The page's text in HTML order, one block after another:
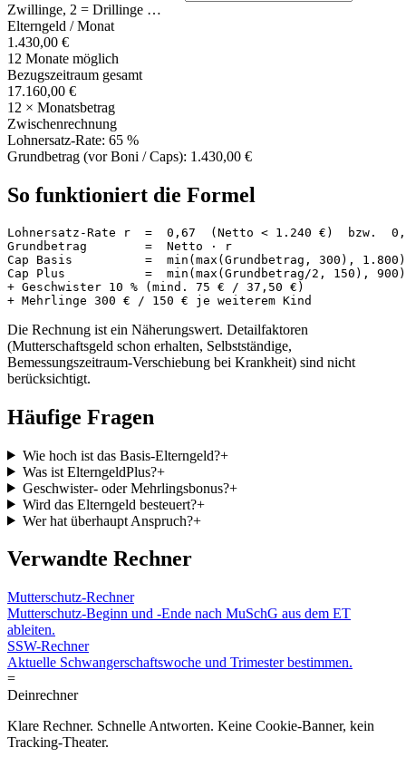
Zwillinge, 2 = Drillinge …
Elterngeld / Monat
1.430,00 €
12 Monate möglich
Bezugszeitraum gesamt
17.160,00 €
12 × Monatsbetrag
Zwischenrechnung
Lohnersatz-Rate: 65 %
Grundbetrag (vor Boni / Caps): 1.430,00 €
So funktioniert die Formel
Lohnersatz-Rate r  =  0,67  (Netto < 1.240 €)  bzw.
Grundbetrag        =  Netto · r
Cap Basis          =  min(max(Grundbetrag, 300),
Cap Plus           =  min(max(Grundbetrag/2, 150),
+ Geschwister 10 % (mind. 75 € / 37,50 €)
+ Mehrlinge 300 € / 150 € je weiterem Kind
Die Rechnung ist ein Näherungswert. Detailfaktoren
(Mutterschaftsgeld schon erhalten, Selbstständige,
Bemessungszeitraum-Verschiebung bei Krankheit) sind nicht
berücksichtigt.
Häufige Fragen
Wie hoch ist das Basis-Elterngeld?+
Was ist ElterngeldPlus?+
Geschwister- oder Mehrlingsbonus?+
Wird das Elterngeld besteuert?+
Wer hat überhaupt Anspruch?+
Verwandte Rechner
Mutterschutz-Rechner
Mutterschutz-Beginn und -Ende nach MuSchG aus dem ET
ableiten.
SSW-Rechner
Aktuelle Schwangerschaftswoche und Trimester bestimmen.
=
Deinrechner
Klare Rechner. Schnelle Antworten. Keine Cookie-Banner, kein
Tracking-Theater.